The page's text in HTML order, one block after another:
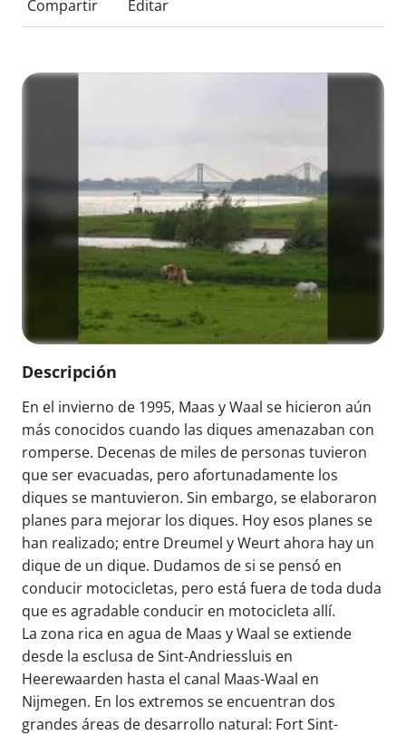
Compartir Editar
Descripción
En el invierno de 1995, Maas y Waal se hicieron aún
más conocidos cuando las diques amenazaban con
romperse. Decenas de miles de personas tuvieron
que ser evacuadas, pero afortunadamente los
diques se mantuvieron. Sin embargo, se elaboraron
planes para mejorar los diques. Hoy esos planes se
han realizado; entre Dreumel y Weurt ahora hay un
dique de un dique. Dudamos de si se pensó en
conducir motocicletas, pero está fuera de toda duda
que es agradable conducir en motocicleta allí.
La zona rica en agua de Maas y Waal se extiende
desde la esclusa de Sint-Andriessluis en
Heerewaarden hasta el canal Maas-Waal en
Nijmegen. En los extremos se encuentran dos
grandes áreas de desarrollo natural: Fort Sint-